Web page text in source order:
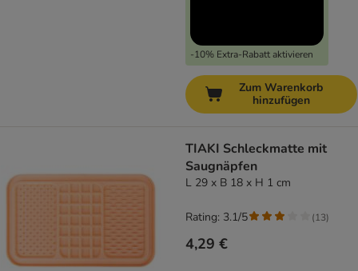
-10% Extra-Rabatt aktivieren
Zum Warenkorb
hinzufügen
TIAKI Schleckmatte mit
Saugnäpfen
L 29 x B 18 x H 1 cm
4,29 €
Rating: 3.1/5 (13)